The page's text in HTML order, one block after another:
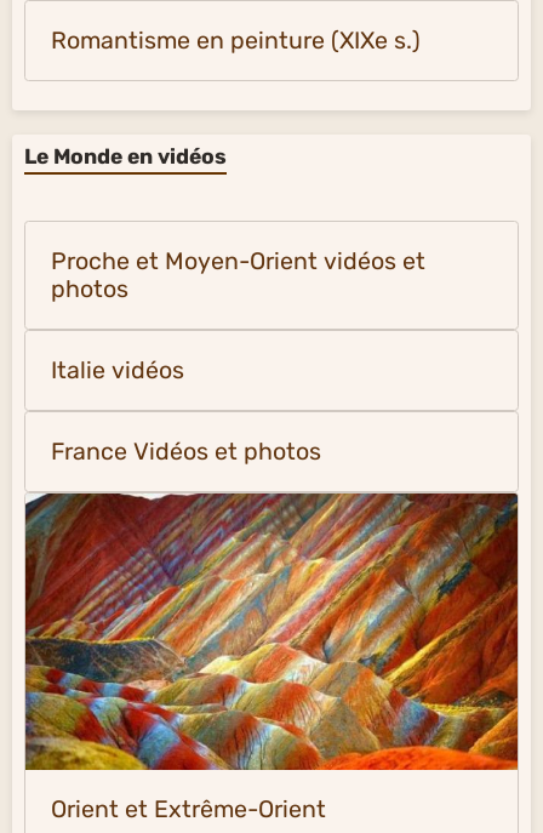
Romantisme en peinture (XIXe s.)
Le Monde en vidéos
Proche et Moyen-Orient vidéos et
photos
Italie vidéos
France Vidéos et photos
Orient et Extrême-Orient